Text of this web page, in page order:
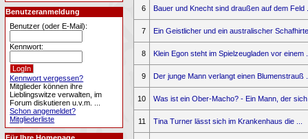
6 Bauer und Knecht sind draußen auf dem Feld
7 Ein Geistlicher und ein australischer
8 Klein Egon steht im Spielzeugladen vor einem
9 Der junge Mann verlangt einen Blumenstrauß
10 Was ist ein Ober-Macho? - Ein Mann, der
11 Tina Turner lässt sich im Krankenhaus die ...
Benutzeranmeldung
Benutzer (oder E-Mail):
Kennwort:
Kennwort vergessen?
Mitglieder können ihre
Lieblingswitze verwalten, im
Forum diskutieren u.v.m. ...
Schon angemeldet?
Mitgliederliste